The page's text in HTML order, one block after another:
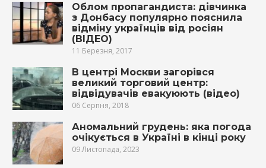
Облом пропагандиста: дівчинка
з Донбасу популярно пояснила
відміну українців від росіян
(ВІДЕО)
11 Березня, 2017
В центрі Москви загoрівcя
великий торговий центр:
відвідувачів евакуюють (відео)
06 Серпня, 2018
Аномальний грудень: яка погода
очікується в Україні в кінці року
09 Листопада, 2023